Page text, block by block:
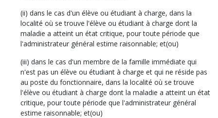
(ii) dans le cas d'un élève ou étudiant à charge, dans la
localité où se trouve l'élève ou étudiant à charge dont la
maladie a atteint un état critique, pour toute période que
l'administrateur général estime raisonnable; et(ou)
(iii) dans le cas d'un membre de la famille immédiate qui
n'est pas un élève ou étudiant à charge et qui ne réside pas
au poste du fonctionnaire, dans la localité où se trouve
l'élève ou étudiant à charge dont la maladie a atteint un état
critique, pour toute période que l'administrateur général
estime raisonnable; et(ou)